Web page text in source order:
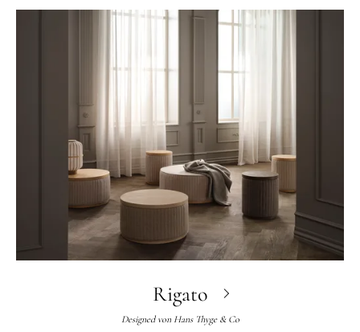
Rigato
Designed von Hans Thyge & Co